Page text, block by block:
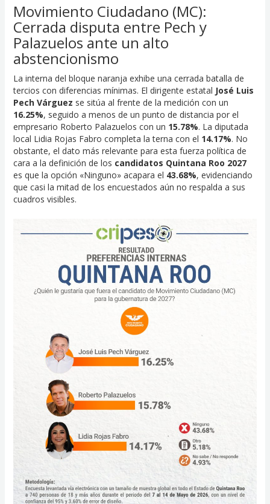
Movimiento Ciudadano (MC):
Cerrada disputa entre Pech y
Palazuelos ante un alto
abstencionismo
La interna del bloque naranja exhibe una cerrada batalla de
tercios con diferencias mínimas. El dirigente estatal José Luis
Pech Várguez se sitúa al frente de la medición con un
16.25%, seguido a menos de un punto de distancia por el
empresario Roberto Palazuelos con un 15.78%. La diputada
local Lidia Rojas Fabro completa la terna con el 14.17%. No
obstante, el dato más relevante para esta fuerza política de
cara a la definición de los candidatos Quintana Roo 2027
es que la opción «Ninguno» acapara el 43.68%, evidenciando
que casi la mitad de los encuestados aún no respalda a sus
cuadros visibles.